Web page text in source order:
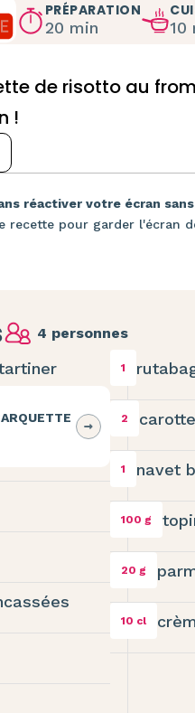
PRÉPARATION
20 min 10
de risotto au
!
réactiver votre écran
recette pour garder l'écran
4 personnes
1
2
1 navet
100 g
20 g
10 cl